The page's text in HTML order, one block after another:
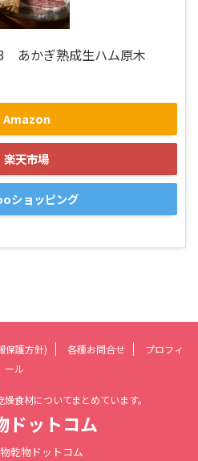
あかぎ熟成生ハム原木
Amazon
楽天市場
ショッピング
保護方針) 各種お問合せ
プロフィ
ール
食材についてまとめています。
ドットコム
乾物ドットコム